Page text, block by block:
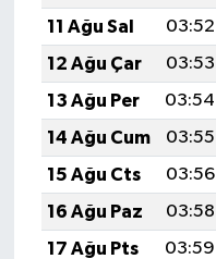
11 Ağu Sal
03:52
12 Ağu Çar
03:53
13 Ağu Per
03:54
14 Ağu Cum
03:55
15 Ağu Cts
03:56
16 Ağu Paz
03:58
17 Ağu Pts
03:59